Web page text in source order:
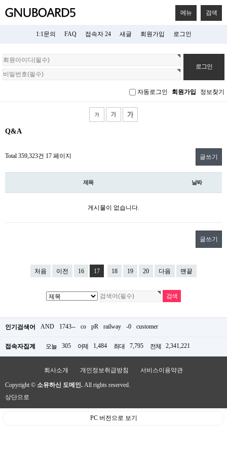
메뉴 검색
1:1문의 FAQ 접속자 24 새글 회원가입 로그인
회
원
로
자동로그인 회원가입 정보찾기
Q&A
Total 359,323건 17 페이지 글쓰기
제목 날짜
게시물이 없습니다.
글쓰기
처음 이전 16 17 18 19 20 다음 맨끝
인기검색어 AND 1743-- co pR railway -0 customer
접속자집계 오늘 305 어제 1,484 최대 7,795 전체 2,341,221
회사소개 개인정보취급방침 서비스이용약관
Copyright © 소유하신 도메인. All rights reserved.
상단으로
PC 버전으로 보기